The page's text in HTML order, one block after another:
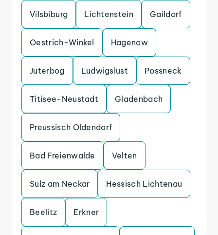
Vilsbiburg Lichtenstein Gaildorf
Oestrich-Winkel Hagenow
Juterbog Ludwigslust Possneck
Titisee-Neustadt Gladenbach
Preussisch Oldendorf
Bad Freienwalde Velten
Sulz am Neckar Hessisch Lichtenau
Beelitz Erkner